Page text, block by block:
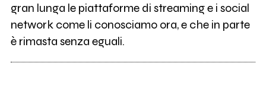
gran lunga le piattaforme di streaming e i social
network come li conosciamo ora, e che in parte
è rimasta senza eguali.